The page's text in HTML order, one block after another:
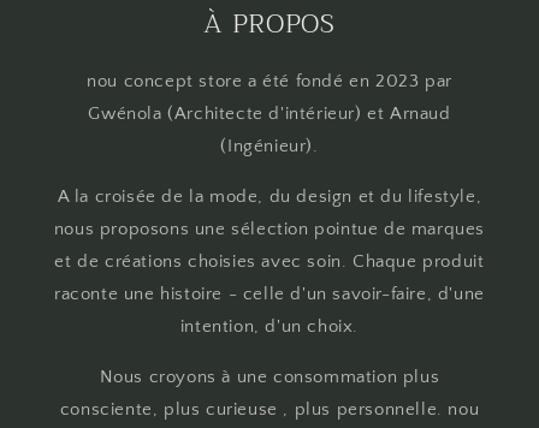
À PROPOS
nou concept store a été fondé en 2023 par
Gwénola (Architecte d'intérieur) et Arnaud
(Ingénieur).
A la croisée de la mode, du design et du lifestyle,
nous proposons une sélection pointue de marques
et de créations choisies avec soin. Chaque produit
raconte une histoire - celle d'un savoir-faire, d'une
intention, d'un choix.
Nous croyons à une consommation plus
consciente, plus curieuse , plus personnelle. nou